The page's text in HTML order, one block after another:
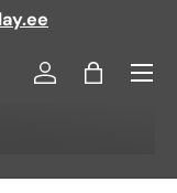
Logi sisse
Kott